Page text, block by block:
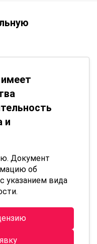
и
Документ
об
указанием вида